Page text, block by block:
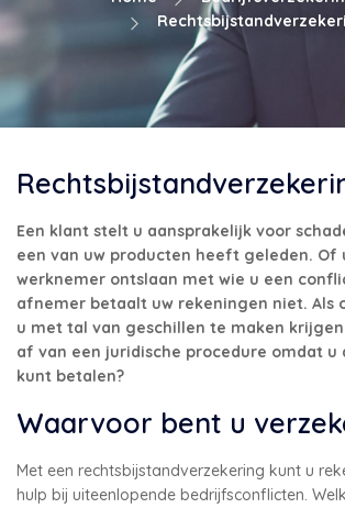
Een klant stelt u aansprakelijk voor
een van uw producten heeft geleden. Of
werknemer ontslaan met wie u een
afnemer betaalt uw rekeningen niet. Als
u met tal van geschillen te maken
af van een juridische procedure omdat u
kunt betalen?
Waarvoor bent u
Met een rechtsbijstandverzekering kunt u
hulp bij uiteenlopende bedrijfsconflicten.